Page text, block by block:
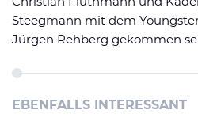
Steegmann mit dem
Jürgen Rehberg gekommen
EBENFALLS INTERESSANT